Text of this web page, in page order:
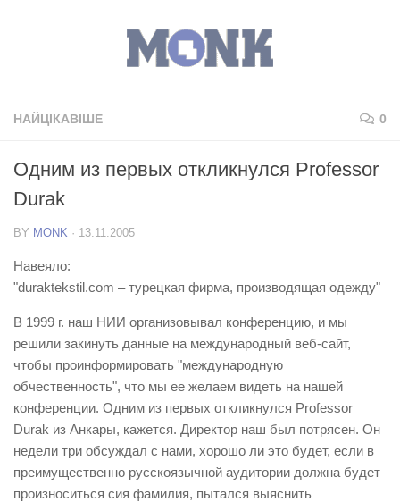
НАЙЦІКАВІШЕ 0
Одним из первых откликнулся Professor
Durak
BY MONK · 13.11.2005
Навеяло:
"duraktekstil.com – турецкая фирма, производящая одежду"
В 1999 г. наш НИИ организовывал конференцию, и мы
решили закинуть данные на международный веб-сайт,
чтобы проинформировать "международную
обчественность", что мы ее желаем видеть на нашей
конференции. Одним из первых откликнулся Professor
Durak из Анкары, кажется. Директор наш был потрясен. Он
недели три обсуждал с нами, хорошо ли это будет, если в
преимущественно русскоязычной аудитории должна будет
произноситься сия фамилия, пытался выяснить